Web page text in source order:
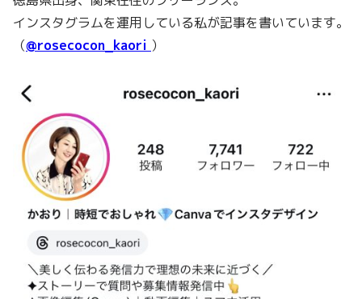
インスタグラムを運用している私が記事を書いています。
（@rosecocon_kaori ）